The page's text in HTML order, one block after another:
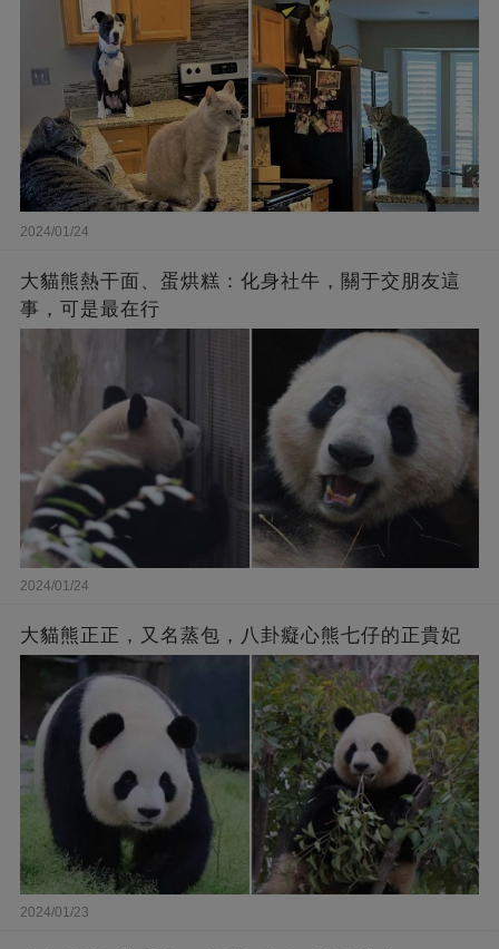
2024/01/24
大貓熊熱干面、蛋烘糕：化身社牛，關于交朋友這
事，可是最在行
2024/01/24
大貓熊正正，又名蒸包，八卦癡心熊七仔的正貴妃
2024/01/23